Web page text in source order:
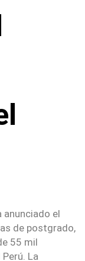
anunciado el
de postgrado,
55 mil
La